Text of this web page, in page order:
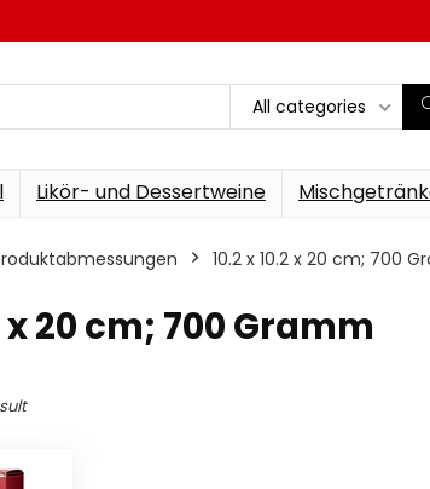
All categories
Likör- und Dessertweine
‎10.2 x 10.2 x 20 cm; 700
x 20 cm; 700 Gramm